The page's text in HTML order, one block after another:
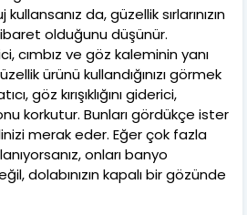
da, güzellik sırlarınızın
olduğunu düşünür.
cımbız ve göz kaleminin yanı
ürünü kullandığınızı görmek
göz kırışıklığını giderici,
korkutur. Bunları gördükçe ister
merak eder. Eğer çok fazla
onları banyo
dolabınızın kapalı bir gözünde